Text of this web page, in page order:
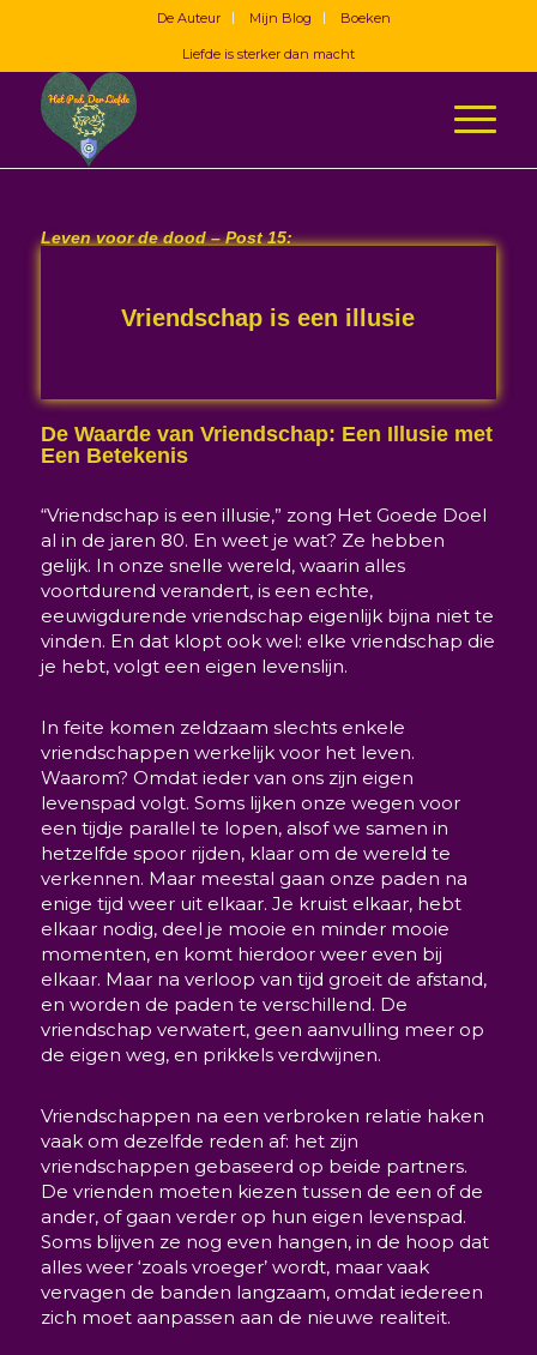
De Auteur Mijn Blog Boeken
Liefde is sterker dan macht
Leven voor de dood – Post 15:
Vriendschap is een illusie
De Waarde van Vriendschap: Een Illusie met
Een Betekenis
“Vriendschap is een illusie,” zong Het Goede Doel
al in de jaren 80. En weet je wat? Ze hebben
gelijk. In onze snelle wereld, waarin alles
voortdurend verandert, is een echte,
eeuwigdurende vriendschap eigenlijk bijna niet te
vinden. En dat klopt ook wel: elke vriendschap die
je hebt, volgt een eigen levenslijn.
In feite komen zeldzaam slechts enkele
vriendschappen werkelijk voor het leven.
Waarom? Omdat ieder van ons zijn eigen
levenspad volgt. Soms lijken onze wegen voor
een tijdje parallel te lopen, alsof we samen in
hetzelfde spoor rijden, klaar om de wereld te
verkennen. Maar meestal gaan onze paden na
enige tijd weer uit elkaar. Je kruist elkaar, hebt
elkaar nodig, deel je mooie en minder mooie
momenten, en komt hierdoor weer even bij
elkaar. Maar na verloop van tijd groeit de afstand,
en worden de paden te verschillend. De
vriendschap verwatert, geen aanvulling meer op
de eigen weg, en prikkels verdwijnen.
Vriendschappen na een verbroken relatie haken
vaak om dezelfde reden af: het zijn
vriendschappen gebaseerd op beide partners.
De vrienden moeten kiezen tussen de een of de
ander, of gaan verder op hun eigen levenspad.
Soms blijven ze nog even hangen, in de hoop dat
alles weer ‘zoals vroeger’ wordt, maar vaak
vervagen de banden langzaam, omdat iedereen
zich moet aanpassen aan de nieuwe realiteit.